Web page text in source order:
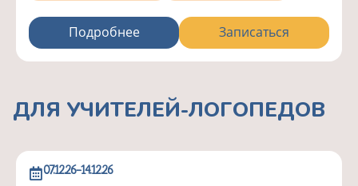
Подробнее Записаться
ДЛЯ УЧИТЕЛЕЙ-ЛОГОПЕДОВ
07.12.26-14.12.26